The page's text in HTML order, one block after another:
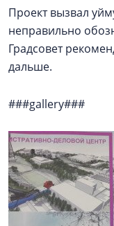
Проект вызвал
неправильно
Градсовет
дальше.
###gallery###